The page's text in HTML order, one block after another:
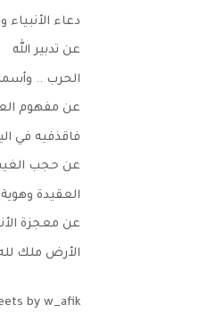
دعاء الأنبياء
عن تدبير الله
الحرب ..
عن مفهوم
فاقذفيه في
عن حجب
العقيدة وهوية
عن معجزة
الأرض ملك
by w_afik